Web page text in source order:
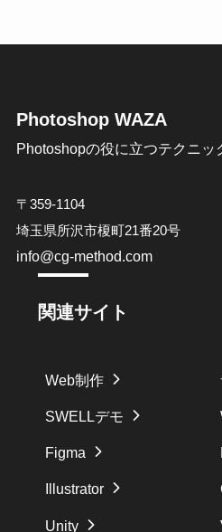
Photoshop WAZA
Photoshopの役に立つテクニッ
〒359-1104
埼玉県所沢市榎町21番20号
info@cg-method.com
関連サイト
Web制作
SWELLデモ
Figma
Illustrator
Unity